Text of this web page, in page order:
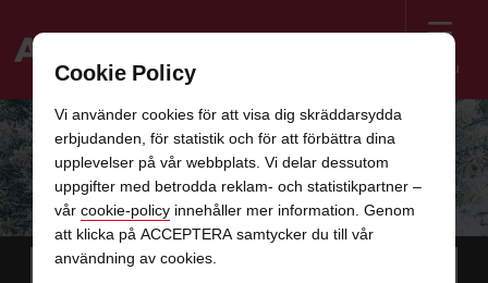
Menu
Welcome
to
AVIS ROADTRIP GUIDE -
KULTURUPPLEVAREN
Instructions
Hoppa
Sök
Cookie Policy
Vi använder cookies för att visa dig skräddarsydda
erbjudanden, för statistik och för att förbättra dina
upplevelser på vår webbplats. Vi delar dessutom
uppgifter med betrodda reklam- och statistikpartner –
vår cookie-policy innehåller mer information. Genom
att klicka på ACCEPTERA samtycker du till vår
användning av cookies.